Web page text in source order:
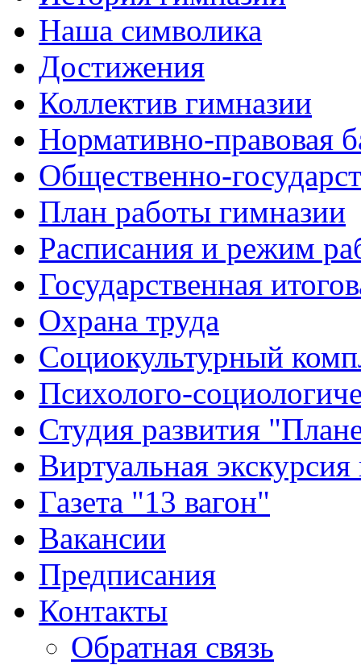
Наша символика
Достижения
Коллектив гимназии
Нормативно-правовая
Общественно-
План работы гимназии
Расписания и режим
Государственная
Охрана труда
Социокультурный
Психолого-
Студия развития
Виртуальная
Газета "13 вагон"
Вакансии
Предписания
Контакты
Обратная связь